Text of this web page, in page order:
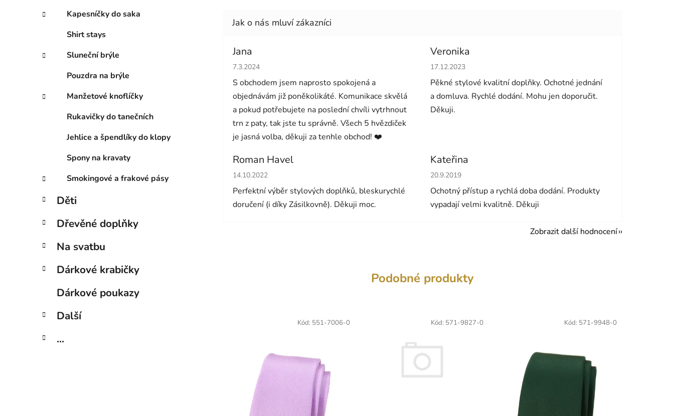
Kapesníčky do saka
Shirt stays
Sluneční brýle
Pouzdra na brýle
Manžetové knoflíčky
Rukavičky do tanečních
Jehlice a špendlíky do klopy
Spony na kravaty
Smokingové a frakové pásy
Děti
Dřevěné doplňky
Na svatbu
Dárkové krabičky
Dárkové poukazy
Další
...
Jana
Hodnocení obchodu je 5 z 5 hvězdiček.
7.3.2024
S obchodem jsem naprosto spokojená a
objednávám již poněkolikáté. Komunikace skvělá
a pokud potřebujete na poslední chvíli vytrhnout
trn z paty, tak jste tu správně. Všech 5 hvězdiček
je jasná volba, děkuji za tenhle obchod! ❤️
Veronika
Hodnocení obchodu je 5 z 5 hvězdiček.
17.12.2023
Pěkné stylové kvalitní doplňky. Ochotné jednání
a domluva. Rychlé dodání. Mohu jen doporučit.
Děkuji.
Roman Havel
Hodnocení obchodu je 5 z 5 hvězdiček.
14.10.2022
Perfektní výběr stylových doplňků, bleskurychlé
doručení (i díky Zásilkovně). Děkuji moc.
Kateřina
Hodnocení obchodu je 5 z 5 hvězdiček.
20.9.2019
Ochotný přístup a rychlá doba dodání. Produkty
vypadají velmi kvalitně. Děkuji
Zobrazit další hodnocení
Podobné produkty
Kód: 551-7006-0 Kód: 571-9827-0 Kód: 571-9948-0